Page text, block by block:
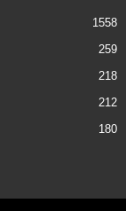
1558
259
218
212
180